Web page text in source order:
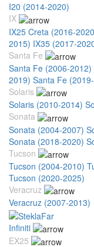
I20 (2014-2020)
IX
IX25 Creta (2016-
2015) IX35 (2017-
Santa Fe
Santa Fe (2006-2012)
2019) Santa Fe
Solaris
Solaris (2010-2014)
Sonata
Sonata (2004-2007)
Sonata (2018-2020)
Tucson
Tucson (2004-2010)
Tucson (2020-2025)
Veracruz
Veracruz (2007-2013)
Infiniti
EX25